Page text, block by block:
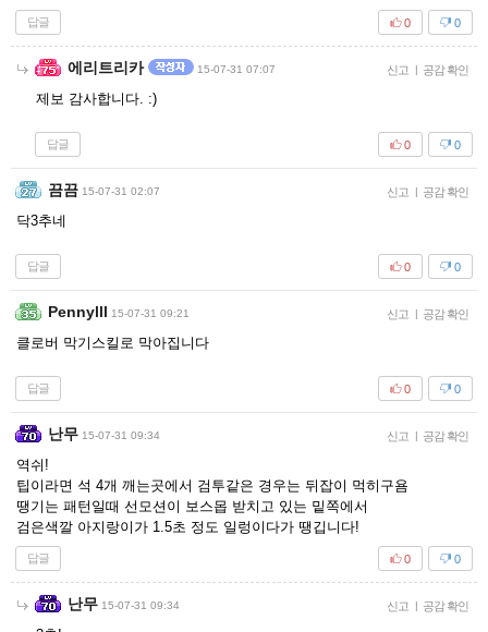
답글 0
0
에리트리카 15-07-31 07:07 신고 | 공감 확인
제보 감사합니다. :)
답글 0
0
끔끔 15-07-31 02:07 신고 | 공감 확인
닥3추네
답글 0
0
Pennylll 15-07-31 09:21 신고 | 공감 확인
클로버 막기스킬로 막아집니다
답글 0
0
난무 15-07-31 09:34 신고 | 공감 확인
역쉬!
팁이라면 석 4개 깨는곳에서 검투같은 경우는 뒤잡이 먹히구욤
땡기는 패턴일때 선모션이 보스몹 받치고 있는 밑쪽에서
검은색깔 아지랑이가 1.5초 정도 일렁이다가 땡깁니다!
답글 0
0
난무 15-07-31 09:34 신고 | 공감 확인